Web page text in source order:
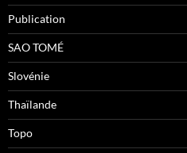
Publication
SAO TOMÉ
Slovénie
Thaïlande
Topo